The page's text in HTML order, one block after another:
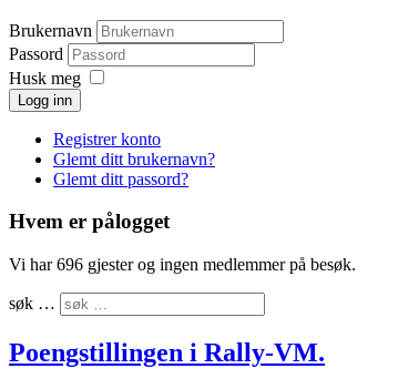
Brukernavn
Passord
Husk meg
Logg inn
Registrer konto
Glemt ditt brukernavn?
Glemt ditt passord?
Hvem er pålogget
Vi har 696 gjester og ingen medlemmer på besøk.
søk …
Poengstillingen i Rally-VM.